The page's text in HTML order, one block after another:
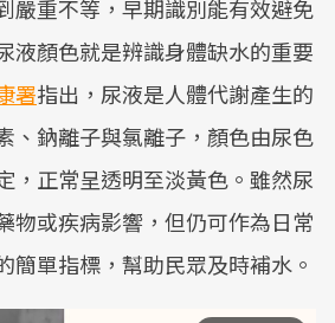
嚴重不等，早期識別能有效避免
液顏色就是辨識身體缺水的重要
署指出，尿液是人體代謝產生的
、鈉離子與氯離子，顏色由尿色
，正常呈透明至淡黃色。雖然尿
物或疾病影響，但仍可作為日常
簡單指標，幫助民眾及時補水。